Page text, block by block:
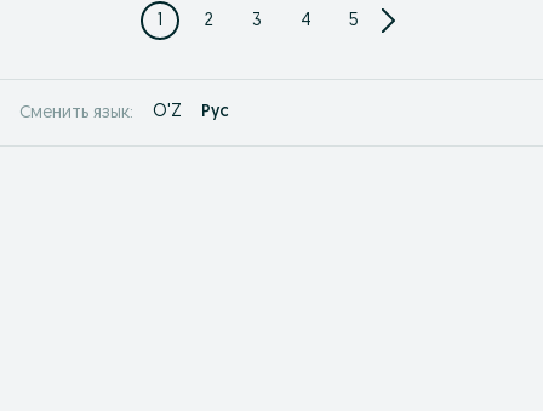
1 2 3 4 5
Сменить язык: O'Z Рус